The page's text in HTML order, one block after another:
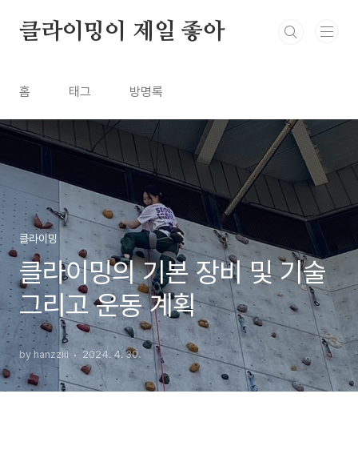
클라이밍이 제일 좋아
홈 태그 방명록
클라이밍
클라이밍의 기본 장비 및 기술
그리고 운동 계획
by hanzziii 2024. 4. 30.